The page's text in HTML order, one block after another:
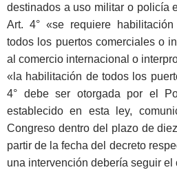
destinados a uso militar o policía
Art. 4° «se requiere
todos los puertos comerciales o
al comercio internacional o
«la habilitación de todos los
4° debe ser otorgada por el
establecido en esta ley,
Congreso dentro del plazo de
partir de la fecha del decreto
una intervención debería seguir el